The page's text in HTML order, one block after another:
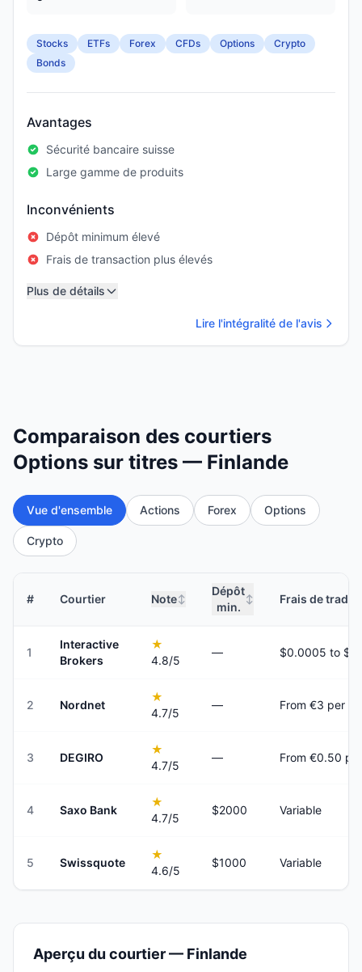
Stocks ETFs Forex CFDs Options
Crypto
Bonds
Avantages
Sécurité bancaire suisse
Large gamme de produits
Inconvénients
Dépôt minimum élevé
Frais de transaction plus élevés
Plus de détails
Lire l'intégralité de l'avis
Comparaison des courtiers
Options sur titres — Finlande
Vue d'ensemble Actions Forex Options
Crypto
# Courtier Note↕
Dépôt
min.
↕ Frais de
1
Interactive
Brokers
★
4.8/5
—
2 Nordnet
★
4.7/5
— From €3 per
3 DEGIRO
★
4.7/5
— From €0.50
4 Saxo Bank
★
4.7/5
$2000 Variable
5 Swissquote
★
4.6/5
$1000 Variable
Aperçu du courtier — Finlande